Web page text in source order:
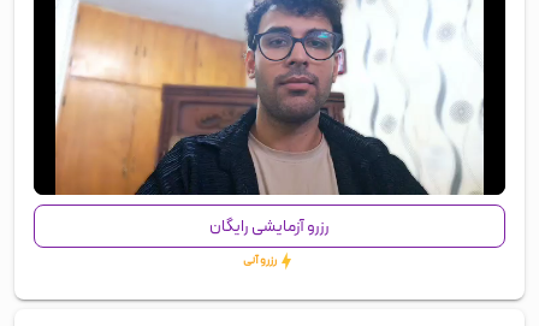
00:00 / 01:23
رزرو آزمایشی رایگان
رزرو آنی